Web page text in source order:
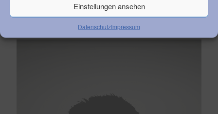
Einstellungen ansehen
DatenschutzImpressum
Trainer